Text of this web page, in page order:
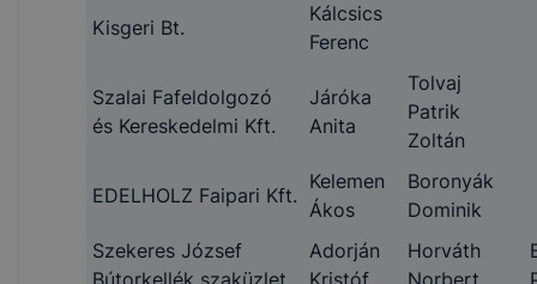
Kisgeri Bt.
Kálcsics
Ferenc
Szalai Fafeldolgozó
és Kereskedelmi Kft.
Járóka
Anita
Tolvaj
Patrik
Zoltán
EDELHOLZ Faipari Kft.
Kelemen
Ákos
Boronyák
Dominik
Szekeres József
Bútorkellék szaküzlet
Adorján
Kristóf
Horváth
Norbert